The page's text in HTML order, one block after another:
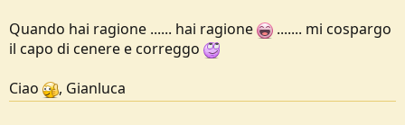
Quando hai ragione ...... hai ragione
....... mi cospargo
il capo di cenere e correggo
Ciao
, Gianluca